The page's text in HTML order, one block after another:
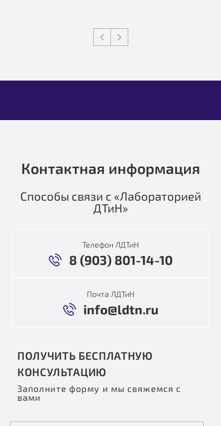
Контактная информация
Способы связи с «Лабораторией
ДТиН»
Телефон ЛДТиН
8 (903) 801-14-10
Почта ЛДТиН
info@ldtn.ru
ПОЛУЧИТЬ БЕСПЛАТНУЮ
КОНСУЛЬТАЦИЮ
Заполните форму и мы свяжемся с
вами